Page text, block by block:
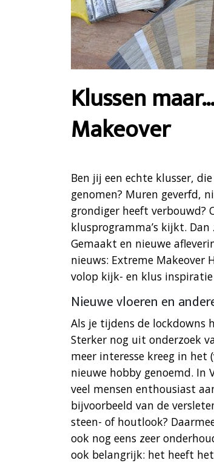
Klussen
Makeover
Ben jij een echte klusser,
genomen? Muren geverfd,
grondiger heeft
klusprogramma’s kijkt.
Gemaakt en nieuwe
nieuws: Extreme
volop kijk- en klus
Nieuwe vloeren en
Als je tijdens de lockdowns
Sterker nog uit onderzoek
meer interesse kreeg in het
nieuwe hobby genoemd. In
veel mensen enthousiast
bijvoorbeeld van de
steen- of houtlook?
ook nog eens zeer
ook belangrijk: het heeft